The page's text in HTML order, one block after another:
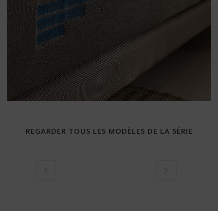
REGARDER TOUS LES MODÈLES DE LA SÉRIE